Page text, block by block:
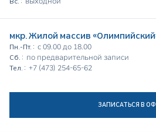
мкр. Жилой массив
Пн.-Пт. : с 09.00 до 18.00
Сб. : по предварительной записи
Тел. : +7 (473) 254-65-62
ЗАПИСАТЬСЯ В